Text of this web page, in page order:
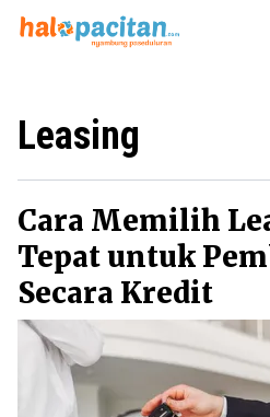
Home
Leasing
Cara Memilih
Tepat untuk
Secara Kredit